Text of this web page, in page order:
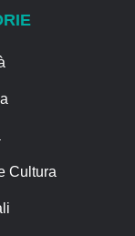
Cultura